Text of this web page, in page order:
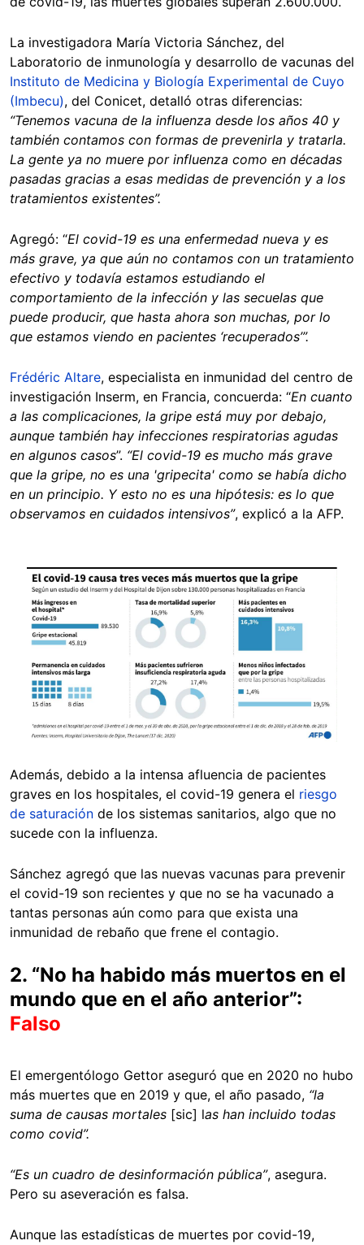
La investigadora María Victoria Sánchez, del
Laboratorio de inmunología y desarrollo de vacunas del
Instituto de Medicina y Biología Experimental de Cuyo
(Imbecu), del Conicet, detalló otras diferencias:
“Tenemos vacuna de la influenza desde los años 40 y
también contamos con formas de prevenirla y tratarla.
La gente ya no muere por influenza como en décadas
pasadas gracias a esas medidas de prevención y a los
tratamientos existentes”.
Agregó: “El covid-19 es una enfermedad nueva y es
más grave, ya que aún no contamos con un tratamiento
efectivo y todavía estamos estudiando el
comportamiento de la infección y las secuelas que
puede producir, que hasta ahora son muchas, por lo
que estamos viendo en pacientes ‘recuperados’”.
Frédéric Altare, especialista en inmunidad del centro de
investigación Inserm, en Francia, concuerda: “En cuanto
a las complicaciones, la gripe está muy por debajo,
aunque también hay infecciones respiratorias agudas
en algunos casos”. “El covid-19 es mucho más grave
que la gripe, no es una 'gripecita' como se había dicho
en un principio. Y esto no es una hipótesis: es lo que
observamos en cuidados intensivos”, explicó a la AFP.
Image
Además, debido a la intensa afluencia de pacientes
graves en los hospitales, el covid-19 genera el riesgo
de saturación de los sistemas sanitarios, algo que no
sucede con la influenza.
Sánchez agregó que las nuevas vacunas para prevenir
el covid-19 son recientes y que no se ha vacunado a
tantas personas aún como para que exista una
inmunidad de rebaño que frene el contagio.
2. “No ha habido más muertos en el
mundo que en el año anterior”:
Falso
El emergentólogo Gettor aseguró que en 2020 no hubo
más muertes que en 2019 y que, el año pasado, “la
suma de causas mortales [sic] las han incluido todas
como covid”.
“Es un cuadro de desinformación pública”, asegura.
Pero su aseveración es falsa.
Aunque las estadísticas de muertes por covid-19,